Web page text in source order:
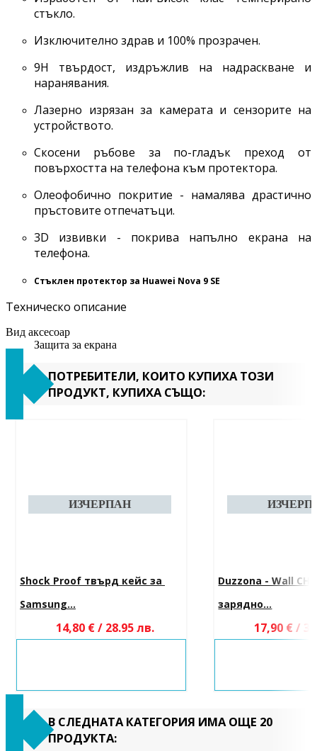
стъкло.
Изключително здрав и 100% прозрачен.
9H твърдост, издръжлив на надраскване и
наранявания.
Лазерно изрязан за камерата и сензорите на
устройството.
Скосени ръбове за по-гладък преход от
повърхостта на телефона към протектора.
Олеофобично покритие - намалява драстично
пръстовите отпечатъци.
3D извивки - покрива напълно екрана на
телефона.
Стъклен протектор за Huawei Nova 9 SE
Техническо описание
Вид аксесоар
Защита за екрана
ПОТРЕБИТЕЛИ, КОИТО КУПИХА ТОЗИ
ПРОДУКТ, КУПИХА СЪЩО:
Shock Proof твърд кейс за
Samsung...
14,80 € / 28.95 лв.
Duzzona - Wall
зарядно...
17,90 € /
В СЛЕДНАТА КАТЕГОРИЯ ИМА ОЩЕ 20
ПРОДУКТА: